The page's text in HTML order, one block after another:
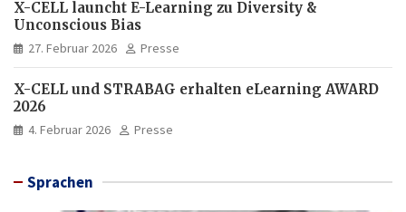
X-CELL launcht E-Learning zu Diversity &
Unconscious Bias
27. Februar 2026 Presse
X-CELL und STRABAG erhalten eLearning AWARD
2026
4. Februar 2026 Presse
Sprachen